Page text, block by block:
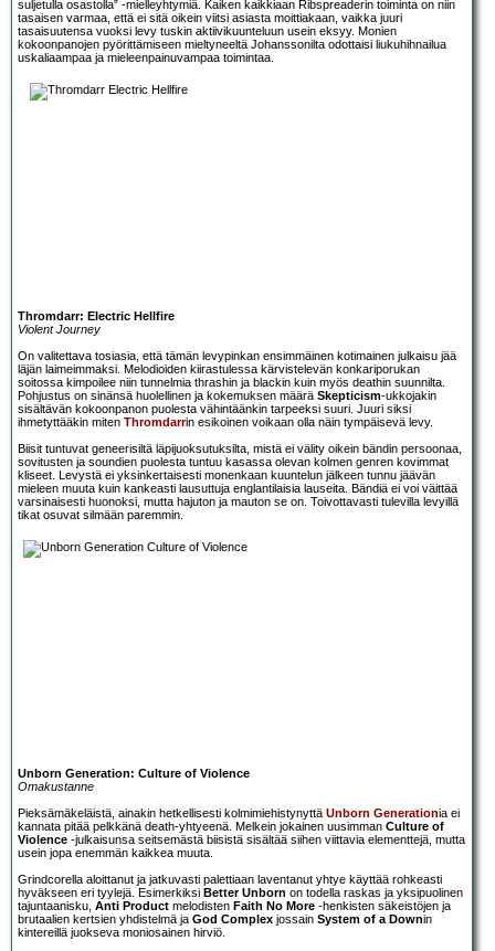
suljetulla osastolla” -mielleyhtymiä. Kaiken kaikkiaan Ribspreaderin toiminta on niin
tasaisen varmaa, että ei sitä oikein viitsi asiasta moittiakaan, vaikka juuri
tasaisuutensa vuoksi levy tuskin aktiivikuunteluun usein eksyy. Monien
kokoonpanojen pyörittämiseen mieltyneeltä Johanssonilta odottaisi liukuhihnailua
uskaliaampaa ja mieleenpainuvampaa toimintaa.
Thromdarr: Electric Hellfire
Violent Journey
On valitettava tosiasia, että tämän levypinkan ensimmäinen kotimainen julkaisu jää
läjän laimeimmaksi. Melodioiden kiirastulessa kärvistelevän konkariporukan
soitossa kimpoilee niin tunnelmia thrashin ja blackin kuin myös deathin suunnilta.
Pohjustus on sinänsä huolellinen ja kokemuksen määrä Skepticism-ukkojakin
sisältävän kokoonpanon puolesta vähintäänkin tarpeeksi suuri. Juuri siksi
ihmetyttääkin miten Thromdarrin esikoinen voikaan olla näin tympäisevä levy.
Biisit tuntuvat geneerisiltä läpijuoksutuksilta, mistä ei välity oikein bändin persoonaa,
sovitusten ja soundien puolesta tuntuu kasassa olevan kolmen genren kovimmat
kliseet. Levystä ei yksinkertaisesti monenkaan kuuntelun jälkeen tunnu jäävän
mieleen muuta kuin kankeasti lausuttuja englantilaisia lauseita. Bändiä ei voi väittää
varsinaisesti huonoksi, mutta hajuton ja mauton se on. Toivottavasti tulevilla levyillä
tikat osuvat silmään paremmin.
Unborn Generation: Culture of Violence
Omakustanne
Pieksämäkeläistä, ainakin hetkellisesti kolmimiehistynyttä Unborn Generationia ei
kannata pitää pelkkänä death-yhtyeenä. Melkein jokainen uusimman Culture of
Violence -julkaisunsa seitsemästä biisistä sisältää siihen viittavia elementtejä, mutta
usein jopa enemmän kaikkea muuta.
Grindcorella aloittanut ja jatkuvasti palettiaan laventanut yhtye käyttää rohkeasti
hyväkseen eri tyylejä. Esimerkiksi Better Unborn on todella raskas ja yksipuolinen
tajuntaanisku, Anti Product melodisten Faith No More -henkisten säkeistöjen ja
brutaalien kertsien yhdistelmä ja God Complex jossain System of a Downin
kintereillä juokseva moniosainen hirviö.